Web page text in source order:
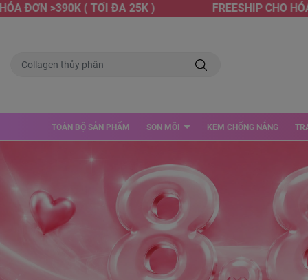
>390K ( TỐI ĐA 25K ) FREESHIP CHO HÓA
TOÀN BỘ SẢN PHẨM SON MÔI KEM CHỐNG NẮNG